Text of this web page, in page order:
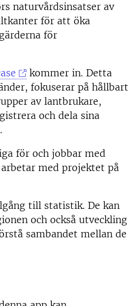
naturvårdsinsatser av
för att öka
för
kommer in. Detta
fokuserar på hållbart
av lantbrukare,
och dela sina
för och jobbar med
med projektet på
till statistik. De kan
och också utveckling
sambandet mellan de